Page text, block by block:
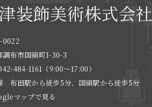
装飾美術株式会社
0022
調布市国領町1-30-3
484-1161（9:00〜17:00）
布田駅から徒歩5分、国領駅から徒歩5分
マップで見る